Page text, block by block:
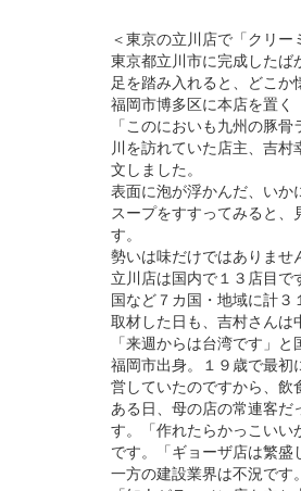
＜東京の立川店で「クリ
東京都立川市に完成したば
足を踏み入れると、どこか
福岡市博多区に本店を置く
「このにおいも九州の豚
川を訪れていた店主、吉
文しました。
表面に泡が浮かんだ、いか
スープをすすってみると
す。
勢いは味だけではありませ
立川店は国内で１３店目
国など７カ国・地域に計３
取材した日も、吉村さんは
「来週からは台湾です」と
福岡市出身。１９歳で最初
営していたのですから、飲
ある日、母の店の常連客
す。「作れたらかっこいい
です。「ギョーザ店は繁盛
一方の建設業界は不況です